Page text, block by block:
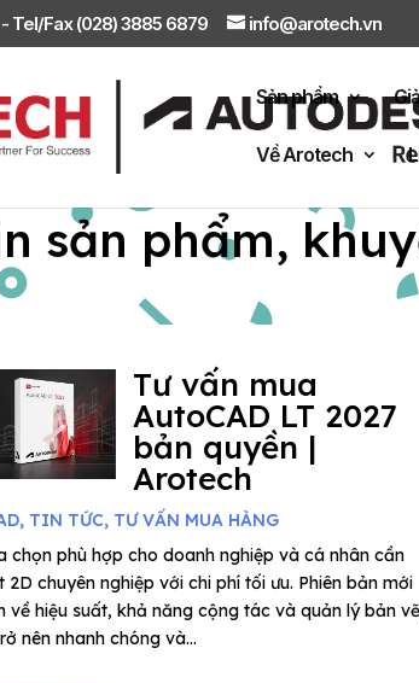
Tel/Fax (028) 3885 6879 info@arotech.vn
Sản phẩm
Về Arotech
sản phẩm,
Tư vấn mua
AutoCAD LT 2027
bản quyền |
Arotech
, TIN TỨC, TƯ VẤN MUA HÀNG
chọn phù hợp cho doanh nghiệp và cá nhân cần
chuyên nghiệp với chi phí tối ưu. Phiên bản mới
về hiệu suất, khả năng cộng tác và quản lý bản
nên nhanh chóng và...